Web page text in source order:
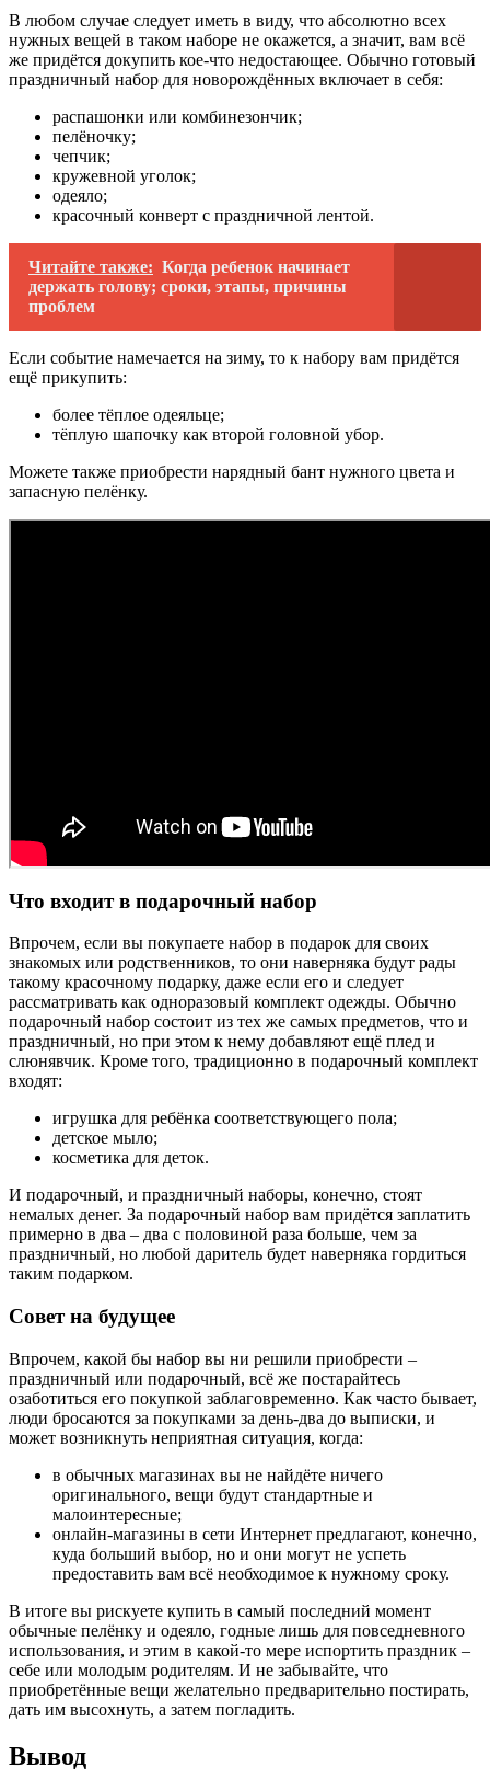
В любом случае следует иметь в виду, что абсолютно всех
нужных вещей в таком наборе не окажется, а значит, вам всё
же придётся докупить кое-что недостающее. Обычно готовый
праздничный набор для новорождённых включает в себя:
распашонки или комбинезончик;
пелёночку;
чепчик;
кружевной уголок;
одеяло;
красочный конверт с праздничной лентой.
Читайте также: Когда ребенок начинает
держать голову; сроки, этапы, причины
проблем
Если событие намечается на зиму, то к набору вам придётся
ещё прикупить:
более тёплое одеяльце;
тёплую шапочку как второй головной убор.
Можете также приобрести нарядный бант нужного цвета и
запасную пелёнку.
Что входит в подарочный набор
Впрочем, если вы покупаете набор в подарок для своих
знакомых или родственников, то они наверняка будут рады
такому красочному подарку, даже если его и следует
рассматривать как одноразовый комплект одежды. Обычно
подарочный набор состоит из тех же самых предметов, что и
праздничный, но при этом к нему добавляют ещё плед и
слюнявчик. Кроме того, традиционно в подарочный комплект
входят:
игрушка для ребёнка соответствующего пола;
детское мыло;
косметика для деток.
И подарочный, и праздничный наборы, конечно, стоят
немалых денег. За подарочный набор вам придётся заплатить
примерно в два – два с половиной раза больше, чем за
праздничный, но любой даритель будет наверняка гордиться
таким подарком.
Совет на будущее
Впрочем, какой бы набор вы ни решили приобрести –
праздничный или подарочный, всё же постарайтесь
озаботиться его покупкой заблаговременно. Как часто бывает,
люди бросаются за покупками за день-два до выписки, и
может возникнуть неприятная ситуация, когда:
в обычных магазинах вы не найдёте ничего
оригинального, вещи будут стандартные и
малоинтересные;
онлайн-магазины в сети Интернет предлагают, конечно,
куда больший выбор, но и они могут не успеть
предоставить вам всё необходимое к нужному сроку.
В итоге вы рискуете купить в самый последний момент
обычные пелёнку и одеяло, годные лишь для повседневного
использования, и этим в какой-то мере испортить праздник –
себе или молодым родителям. И не забывайте, что
приобретённые вещи желательно предварительно постирать,
дать им высохнуть, а затем погладить.
Вывод